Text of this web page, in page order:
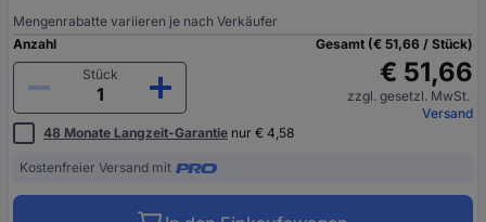
Mengenrabatte variieren je nach Verkäufer
Anzahl
Stück
Gesamt (€ 51,66 / Stück)
€ 51,66
zzgl. gesetzl. MwSt.
Versand
48 Monate Langzeit-Garantie nur € 4,58
Kostenfreier Versand mit